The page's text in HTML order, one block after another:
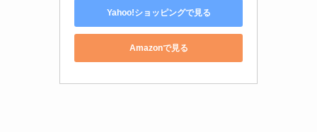
Yahoo!ショッピングで見る
Amazonで見る